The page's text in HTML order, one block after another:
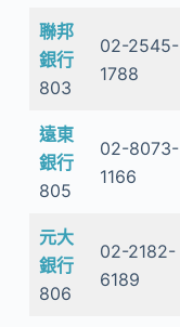
聯邦
銀行
803
02-2545-
1788
遠東
銀行
805
02-8073-
1166
元大
銀行
806
02-2182-
6189